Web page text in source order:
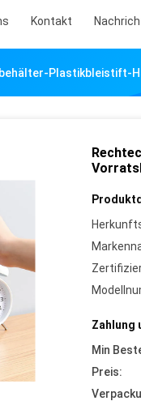
Kontakt
Plastikbleistift-
Zahlung
Min
Preis: